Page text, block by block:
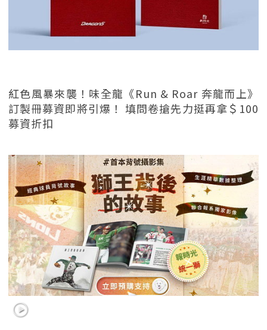
紅色風暴來襲！味全龍《Run & Roar 奔龍而上》
訂製冊募資即將引爆！ 填問卷搶先力挺再拿＄100
募資折扣